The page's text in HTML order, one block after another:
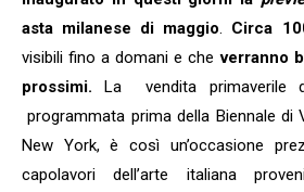
asta milanese di maggio. Circa
visibili fino a domani e cheverranno
prossimi. La vendita primaverile
programmata prima della Biennale di
New York, è così un’occasione
capolavori dell’arte italiana